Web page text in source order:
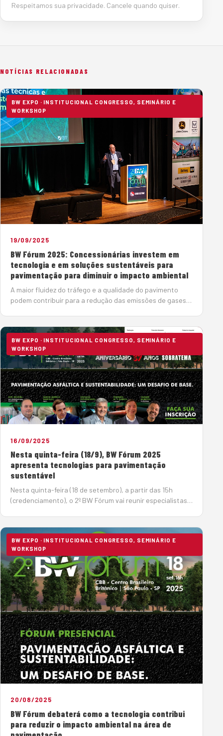
Respeitamos sua privacidade. Cancele quando quiser.
NOTÍCIAS RELACIONADAS
BW EXPO · INSTITUCIONAL CONGRESSO, SEMINÁRIO E
WORKSHOP
19/09/2025
BW Fórum 2025: Concessionárias investem em
tecnologia e em soluções sustentáveis para
pavimentação para diminuir o impacto ambiental
A maior fluidez do tráfego e a qualidade do pavimento
podem contribuir para a redução das emissões de gases
“Pavimenta&cc…
BW EXPO · INSTITUCIONAL CONGRESSO, SEMINÁRIO E
WORKSHOP
16/09/2025
Nesta quinta-feira (18/9), BW Fórum 2025
apresenta tecnologias para pavimentação
sustentável
Nesta quinta-feira (18 de setembro), a partir das 15h
(credenciamento), o 2º BW Fórum vai reunir especialistas
setor, oti…
BW EXPO · INSTITUCIONAL CONGRESSO, SEMINÁRIO E
WORKSHOP
20/08/2025
BW Fórum debaterá como a tecnologia contribui
para reduzir o impacto ambiental na área de